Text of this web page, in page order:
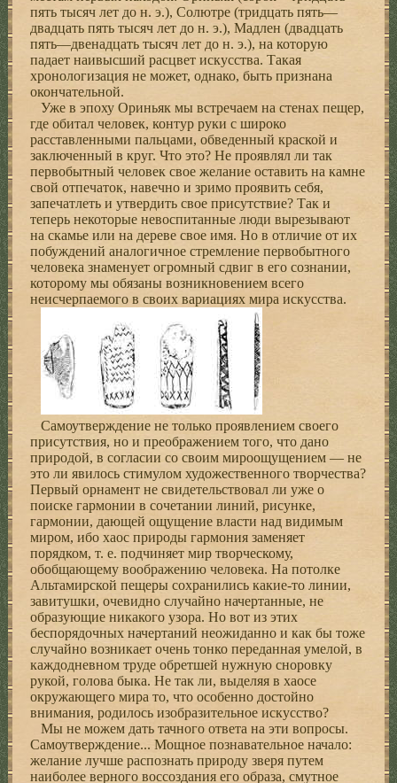
пять тысяч лет до н. э.), Солютре (тридцать пять—
двадцать пять тысяч лет до н. э.), Мадлен (двадцать
пять—двенадцать тысяч лет до н. э.), на которую
падает наивысший расцвет искусства. Такая
хронологизация не может, однако, быть признана
окончательной.
Уже в эпоху Ориньяк мы встречаем на стенах пещер,
где обитал человек, контур руки с широко
расставленными пальцами, обведенный краской и
заключенный в круг. Что это? Не проявлял ли так
первобытный человек свое желание оставить на камне
свой отпечаток, навечно и зримо проявить себя,
запечатлеть и утвердить свое присутствие? Так и
теперь некоторые невоспитанные люди вырезывают
на скамье или на дереве свое имя. Но в отличие от их
побуждений аналогичное стремление первобытного
человека знаменует огромный сдвиг в его сознании,
которому мы обязаны возникновением всего
неисчерпаемого в своих вариациях мира искусства.
Самоутверждение не только проявлением своего
присутствия, но и преображением того, что дано
природой, в согласии со своим мироощущением — не
это ли явилось стимулом художественного творчества?
Первый орнамент не свидетельствовал ли уже о
поиске гармонии в сочетании линий, рисунке,
гармонии, дающей ощущение власти над видимым
миром, ибо хаос природы гармония заменяет
порядком, т. е. подчиняет мир творческому,
обобщающему воображению человека. На потолке
Альтамирской пещеры сохранились какие-то линии,
завитушки, очевидно случайно начертанные, не
образующие никакого узора. Но вот из этих
беспорядочных начертаний неожиданно и как бы тоже
случайно возникает очень тонко переданная умелой, в
каждодневном труде обретшей нужную сноровку
рукой, голова быка. Не так ли, выделяя в хаосе
окружающего мира то, что особенно достойно
внимания, родилось изобразительное искусство?
Мы не можем дать тачного ответа на эти вопросы.
Самоутверждение... Мощное познавательное начало:
желание лучше распознать природу зверя путем
наиболее верного воссоздания его образа, смутное